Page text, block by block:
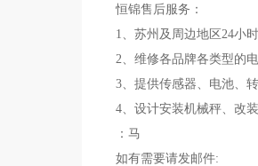
恒锦售后服务：
1、苏州及周边地区24小
2、维修各品牌各类型的
3、提供传感器、电池、
4、设计安装机械秤、改
：马
如有需要请发邮件: